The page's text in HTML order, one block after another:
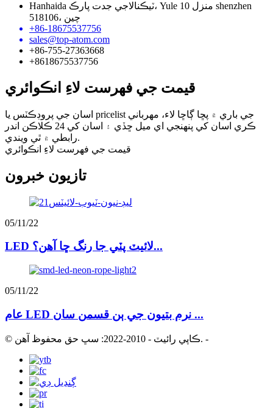
Hanhaida ٽيڪنالاجي جدت پارڪ، Yule 10 منزل shenzhen
518106، چين
+86-18675537756
sales@top-atom.com
+86-755-27363668
+8618675537756
قيمت جي فهرست لاءِ انڪوائري
اسان جي پروڊڪٽس يا pricelist جي باري ۾ پڇا ڳاڇا لاء، مهرباني
ڪري اسان کي پنهنجي اي ميل ڇڏي ۽ اسان کي 24 ڪلاڪن اندر
رابطي ۾ ٿي ويندي.
قيمت جي فهرست لاءِ انڪوائري
تازيون خبرون
05/11/22
LED لائيٽ پٽي جا رنگ ڇا آهن؟...
05/11/22
عام LED نرم بتيون جي ٻن قسمن سان ...
© ڪاپي رائيٽ - 2010-2022: سڀ حق محفوظ آهن. -